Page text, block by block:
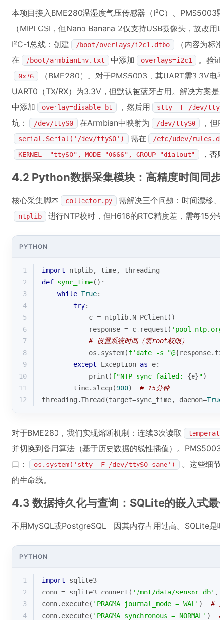
本项目接入BME280温湿度气压传感器（I²C）、
（MIPI CSI，但Nano Banana 2仅支持USB摄像头，故改
I²C-1总线：创建
/boot/overlays/i2c1.dtbo
（内容为
在
/boot/armbianEnv.txt 中添加 overlays=i2c1 。验
0x76
（BME280）。对于PMS5003，其UART需3.3V
UART0（TX/RX）为3.3V，但默认被蓝牙占用。解决方案
中添加
overlay=disable-bt ，然后用 stty -F /dev/
坑： /dev/ttyS0 在Armbian中映射为 /dev/ttyS0 ，
serial.Serial('/dev/ttyS0') 需在
/etc/udev/
KERNEL=="ttyS0", MODE="0666", GROUP="dialout"
，
4.2 Python数据采集模块：高精度时间同
核心采集脚本 collector.py 需解决三个问题：时间漂移
ntplib 进行NTP校时，但H616的RTC精度差，需每15分
PYTHON
1 import ntplib, time, threading
2
def sync_time():
3
while True:
4
try:
5
            c = ntplib.NTPClient()
6
            response = c.request(
7
# 设置系统时间（需root权限）
8
            os.system(
f'date -s "@
9
except Exception as e:
10
print (f"NTP sync failed: {e}")
11
        time.sleep(
900) # 15分钟
12
threading.Thread(target=sync_time, daemon=
对于BME280，我们实现熔断机制：连续3次读取
并切换到备用算法（基于历史数据的线性插值）。
口：
os.system('stty -F /dev/ttyS0 sane')
。这些细
的生命线。
4.3 数据持久化与查询：SQLite的嵌入式
不用MySQL或PostgreSQL，因其内存占用过高。SQLite
PYTHON
1 import sqlite3
2
conn = sqlite3.connect( '/mnt/data/sensor.db' ,
3
conn.execute( 'PRAGMA journal_mode = WAL' ) #
4
conn.execute( 'PRAGMA synchronous = NORMAL' )